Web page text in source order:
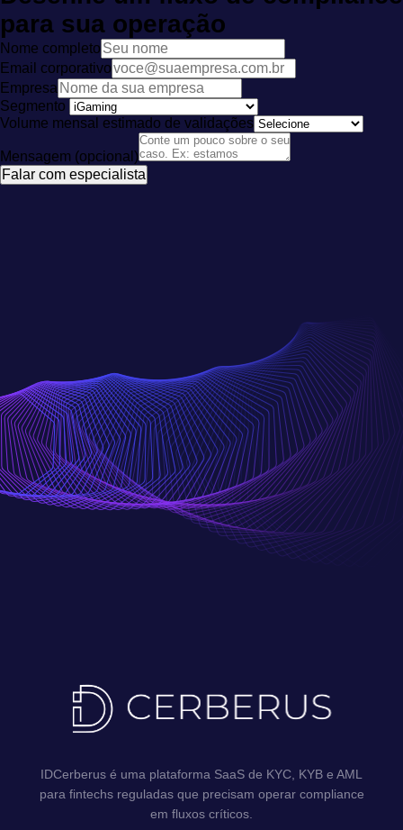
para sua operação
Nome completo
Email corporativo
Empresa
Segmento
Volume mensal estimado de validações
Mensagem (opcional)
Falar com especialista
IDCerberus é uma plataforma SaaS de KYC, KYB e AML
para fintechs reguladas que precisam operar compliance
em fluxos críticos.